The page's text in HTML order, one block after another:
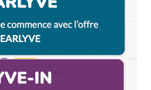
et équipe sympathique, petit
un peu, 83€ à deux